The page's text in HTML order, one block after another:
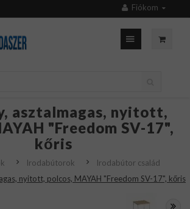
Fiókom
asztalmagas, nyitott,
"Freedom SV-17",
kőris
Irodabútorok
Irodabútor család
nyitott, polcos, MAYAH "Freedom SV-17", kőris